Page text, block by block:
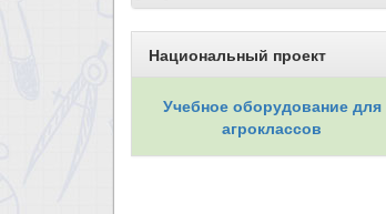
Национальный проект
Учебное оборудование для
агроклассов